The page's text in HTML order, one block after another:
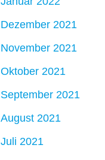
Dezember 2021
November 2021
Oktober 2021
September 2021
August 2021
Juli 2021